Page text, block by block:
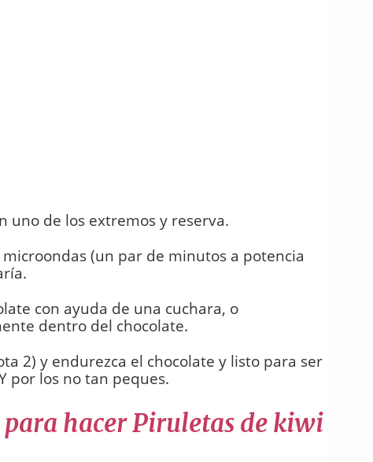
uno de los extremos y reserva.
(un par de minutos a potencia
con ayuda de una cuchara, o
dentro del chocolate.
2) y endurezca el chocolate y listo para ser
por los no tan peques.
hacer Piruletas de kiwi